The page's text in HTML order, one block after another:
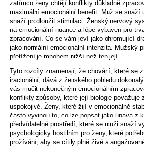
zatímco ženy chtějí konflikty důkladně
maximální emocionální benefit. Muž se snaží
snaží prodloužit stimulaci. Ženský nervový
na emocionální nuance a lépe vybaven pro
zpracování. Co se vám jeví jako ohromující
jako normální emocionální intenzita. Mužský
přetížení je mnohem nižší než ten její.
Tyto rozdíly znamenají, že chování, které se
iracionální, dává z ženského pohledu
vás mučit nekonečným emocionálním
konflikty způsoby, které její biologie považuje
uspokojivé. Ženy, které žijí v emocionálně
často vyvinou to, co lze popsat jako únava z
předvídatelné prostředí, které se muži snaží
psychologicky hostilním pro ženy, které
prožívání, aby se cítily plně živé a